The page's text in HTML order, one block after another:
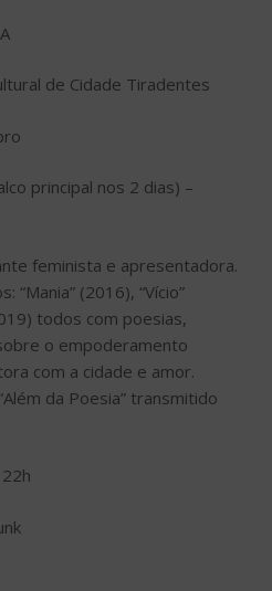
de Cidade Tiradentes
principal nos 2 dias) –
feminista e apresentadora.
“Mania” (2016), “Vício”
todos com poesias,
o empoderamento
com a cidade e amor.
da Poesia” transmitido